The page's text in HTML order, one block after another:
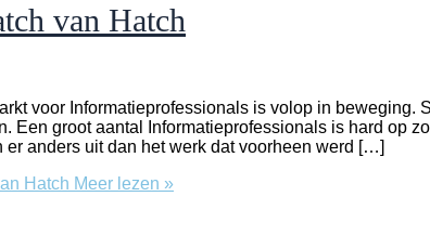
van Hatch
voor Informatieprofessionals is volop in
Een groot aantal Informatieprofessionals is hard op
er anders uit dan het werk dat voorheen werd […]
Hatch Meer lezen »